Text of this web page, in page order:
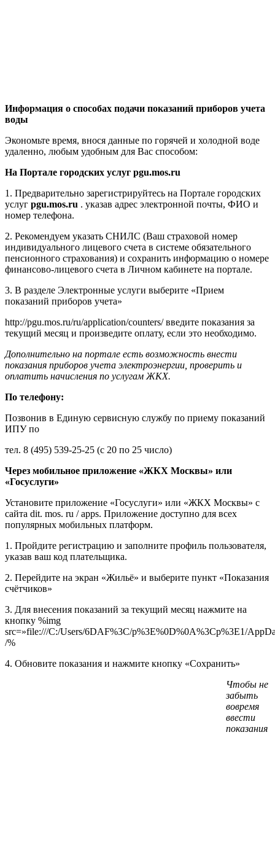
Информация о способах подачи показаний приборов учета
воды
Экономьте время, внося данные по горячей и холодной воде
удаленно, любым удобным для Вас способом:
На Портале городских услуг pgu.mos.ru
1. Предварительно зарегистрируйтесь на Портале городских
услуг pgu.mos.ru . указав адрес электронной почты, ФИО и
номер телефона.
2. Рекомендуем указать СНИЛС (Ваш страховой номер
индивидуального лицевого счета в системе обязательного
пенсионного страхования) и сохранить информацию о номере
финансово-лицевого счета в Личном кабинете на портале.
3. В разделе Электронные услуги выберите «Прием
показаний приборов учета»
http://pgu.mos.ru/ru/application/counters/ введите показания за
текущий месяц и произведите оплату, если это необходимо.
Дополнительно на портале есть возможность внести
показания приборов учета электроэнергии, проверить и
оплатить начисления по услугам ЖКХ.
По телефону:
Позвонив в Единую сервисную службу по приему показаний
ИПУ по
тел. 8 (495) 539-25-25 (с 20 по 25 число)
Через мобильное приложение «ЖКХ Москвы» или
«Госуслуги»
Установите приложение «Госуслуги» или «ЖКХ Москвы» с
сайта dit. mos. ru / apps. Приложение доступно для всех
популярных мобильных платформ.
1. Пройдите регистрацию и заполните профиль пользователя,
указав ваш код плательщика.
2. Перейдите на экран «Жильё» и выберите пункт «Показания
счётчиков»
3. Для внесения показаний за текущий месяц нажмите на
кнопку %img
src=»file:///C:/Users/6DAF%3C/p%3E%0D%0A%3Cp%3E1/
/%
4. Обновите показания и нажмите кнопку «Сохранить»
Чтобы не
забыть
вовремя
ввести
показания